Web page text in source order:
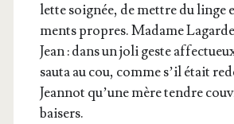
lette soi­gnée, de mettre du linge
ments propres. Madame
Jean : dans un joli geste
sau­ta au cou, comme s’il était
Jean­not qu’une mère tendre
baisers.